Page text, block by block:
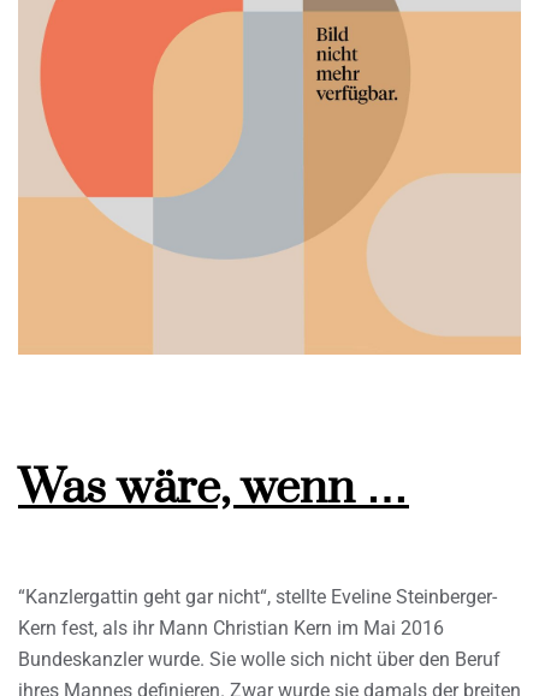
Was wäre, wenn …
“Kanzlergattin geht gar nicht“, stellte Eveline Steinberger-
Kern fest, als ihr Mann Christian Kern im Mai 2016
Bundeskanzler wurde. Sie wolle sich nicht über den Beruf
ihres Mannes definieren. Zwar wurde sie damals der breiten